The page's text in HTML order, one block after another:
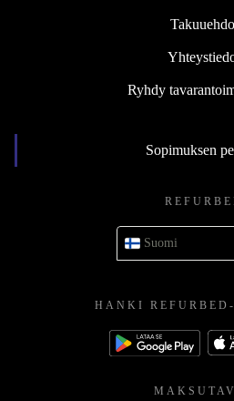
Ryhdy
Sopimuksen
Suomi
HANKI